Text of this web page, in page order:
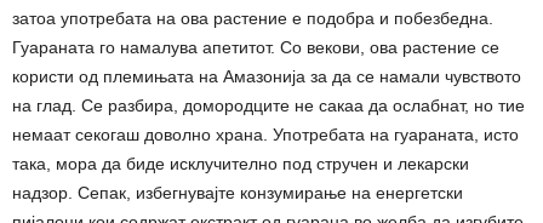
затоа употребата на ова растение е подобра и побезбедна.
Гуараната го намалува апетитот. Со векови, ова растение се
користи од племињата на Амазонија за да се намали чувството
на глад. Се разбира, домородците не сакаа да ослабнат, но тие
немаат секогаш доволно храна. Употребата на гуараната, исто
така, мора да биде исклучително под стручен и лекарски
надзор. Сепак, избегнувајте конзумирање на енергетски